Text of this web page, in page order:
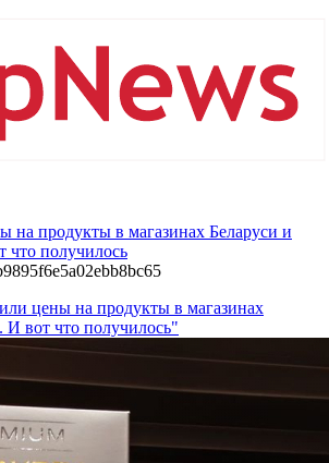
на продукты в магазинах Беларуси и
что получилось
цены на продукты в магазинах
И вот что получилось"